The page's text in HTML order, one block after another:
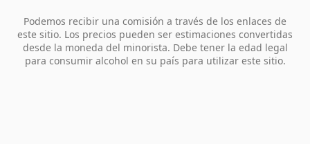
Podemos recibir una comisión a través de los enlaces de
este sitio. Los precios pueden ser estimaciones convertidas
desde la moneda del minorista. Debe tener la edad legal
para consumir alcohol en su país para utilizar este sitio.